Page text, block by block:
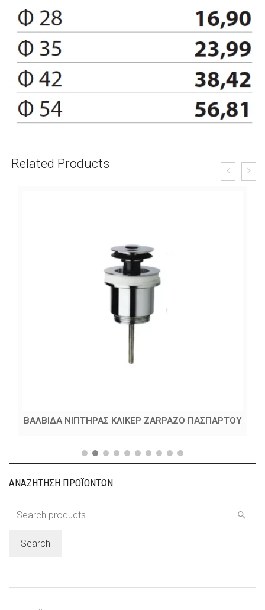
Related Products
ΒΑΛΒΙΔΑ ΝΙΠΤΗΡΑΣ ΚΛΙΚΕΡ ZARPAZO ΠΑΣΠΑΡΤΟΥ
ΑΝΑΖΗΤΗΣΗ ΠΡΟΪΟΝΤΩΝ
Search